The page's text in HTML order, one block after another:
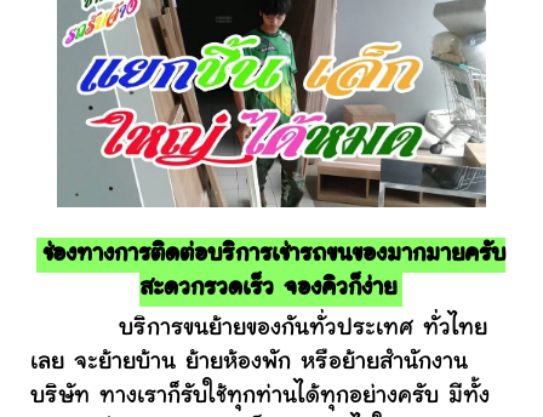
ช่องทางการติดต่อบริการเช่ารถขนของมากมายครับ
สะดวกรวดเร็ว จองคิวก็ง่าย
บริการขนย้ายของกันทั่วประเทศ ทั่วไทย
เลย จะย้ายบ้าน ย้ายห้องพัก หรือย้ายสำนักงาน
บริษัท ทางเราก็รับใช้ทุกท่านได้ทุกอย่างครับ มีทั้ง